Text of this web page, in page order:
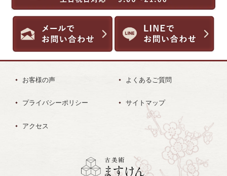
お客様の声 よくあるご質問
プライバシーポリシー サイトマップ
アクセス